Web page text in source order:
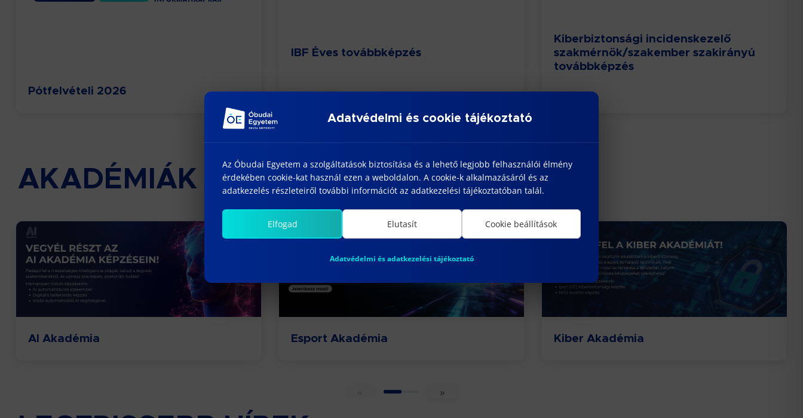
Pótfelvételi 2026
IBF Éves továbbképzés
Kiberbiztonsági incidenskezelő
szakmérnök/szakember szakirányú
továbbképzés
« »
AKADÉMIÁK
AI Akadémia Esport Akadémia Kiber Akadémia
»
Adatvédelmi és cookie tájékoztató
Az Óbudai Egyetem a szolgáltatások biztosítása és a lehető legjobb felhasználói élmény
érdekében cookie-kat használ ezen a weboldalon. A cookie-k alkalmazásáról és az
adatkezelés részleteiről további információt az adatkezelési tájékoztatóban talál.
Elfogad Elutasít Cookie beállítások
Adatvédelmi és adatkezelési tájékoztató